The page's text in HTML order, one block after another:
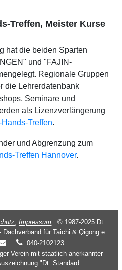
Treffen, Meister Kurse
hat die beiden Sparten
und "FAJIN-
Regionale Gruppen
die Lehrerdatenbank
Seminare und
als Lizenzverlängerung
Hands-Treffen.
und Abgrenzung zum
Treffen Hannover.
, Impressum,
© 1987-2025 Dt.
Dachverband für Taichi & Qigong e.
040-2102123.
Verein mit staatlich anerkannter
"Dt. Standard